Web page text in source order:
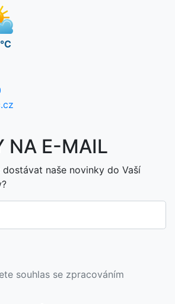
NA E-MAIL
naše novinky do Vaší
souhlas se zpracováním